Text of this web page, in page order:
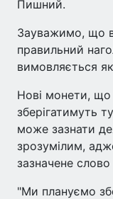
Пишний.
Зауважимо, що
правильний
вимовляється
Нові монети, що
зберігатимуть
може зазнати
зрозумілим,
зазначене слово
"Ми плануємо